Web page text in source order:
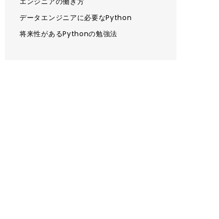
データエンジニアに必要なPython
将来性があるPythonの勉強法